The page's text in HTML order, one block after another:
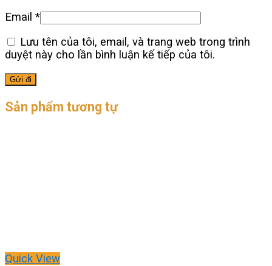
Email *
Lưu tên của tôi, email, và trang web trong trình
duyệt này cho lần bình luận kế tiếp của tôi.
Sản phẩm tương tự
Quick View